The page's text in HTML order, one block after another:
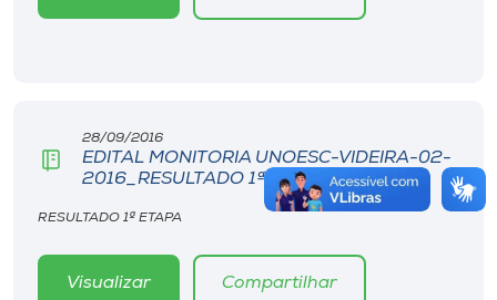
28/09/2016
EDITAL MONITORIA UNOESC-VIDEIRA-02-
2016_RESULTADO 1ª ETAPA
RESULTADO 1ª ETAPA
Visualizar Compartilhar